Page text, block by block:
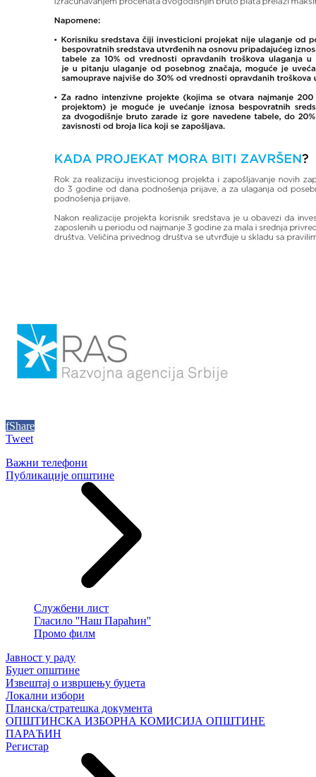
fShare
Tweet
Важни телефони
Публикације општине
Службени лист
Гласило ''Наш Параћин''
Промо филм
Јавност у раду
Буџет општине
Извештај о извршењу буџета
Локални избори
Планска/стратешка документа
ОПШТИНСКА ИЗБОРНА КОМИСИЈА ОПШТИНЕ
ПАРАЋИН
Регистар